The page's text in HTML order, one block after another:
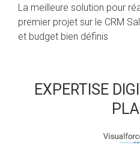
La meilleure solution pour
premier projet sur le CRM
et budget bien définis
EXPERTISE